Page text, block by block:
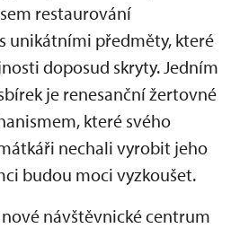
restaurování
unikátními předměty, které
doposud skryty. Jedním
je renesanční žertovné
které svého
nechali vyrobit jeho
budou moci vyzkoušet.
návštěvnické centrum